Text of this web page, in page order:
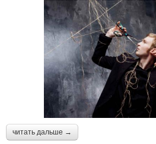
читать дальше →